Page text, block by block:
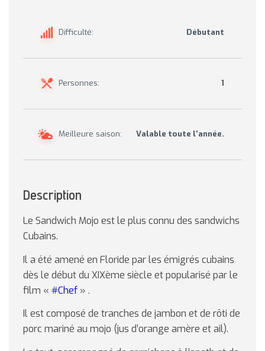
Difficulté: Débutant
Personnes: 1
Meilleure saison: Valable toute l’année.
Description
Le Sandwich Mojo est le plus connu des sandwichs
Cubains.
Il a été amené en Floride par les émigrés cubains
dès le début du XIXème siècle et popularisé par le
film « #Chef » .
Il est composé de tranches de jambon et de rôti de
porc mariné au mojo (jus d’orange amère et ail).